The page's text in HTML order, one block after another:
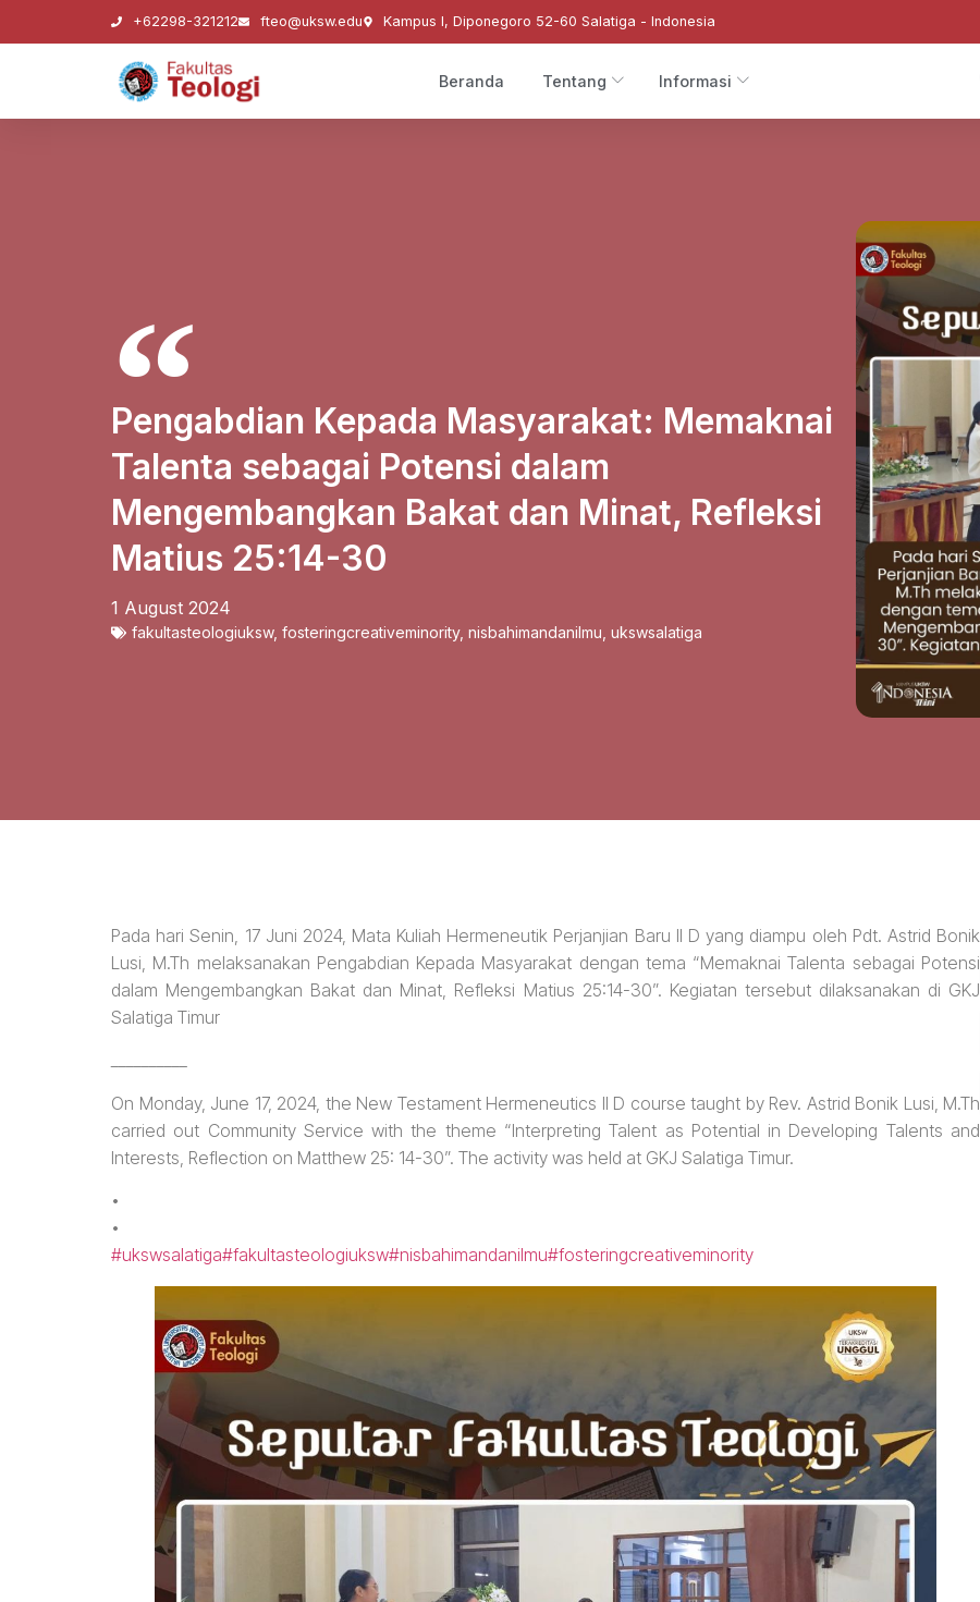
+62298-321212 fteo@uksw.edu Kampus I, Diponegoro 52-60 Salatiga - Indonesia
Beranda Tentang Informasi
Pengabdian Kepada Masyarakat: Memaknai
Talenta sebagai Potensi dalam
Mengembangkan Bakat dan Minat, Refleksi
Matius 25:14-30
1 August 2024
fakultasteologiuksw, fosteringcreativeminority, nisbahimandanilmu ukswsalatiga
Pada hari Senin, 17 Juni 2024, Mata Kuliah Hermeneutik Perjanjian Baru II D yang diampu oleh Pdt. Astrid Bonik
Lusi, M.Th melaksanakan Pengabdian Kepada Masyarakat dengan tema “Memaknai Talenta sebagai Potensi
dalam Mengembangkan Bakat dan Minat, Refleksi Matius 25:14-30”. Kegiatan tersebut dilaksanakan di GKJ
Salatiga Timur
On Monday, June 17, 2024, the New Testament Hermeneutics II D course taught by Rev. Astrid Bonik Lusi, M.Th
carried out Community Service with the theme “Interpreting Talent as Potential in Developing Talents and
Interests, Reflection on Matthew 25: 14-30”. The activity was held at GKJ Salatiga Timur.
•
•
#ukswsalatiga#fakultasteologiuksw#nisbahimandanilmu#fosteringcreativeminority